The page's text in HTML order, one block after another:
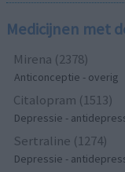
Medicijnen met
Mirena (2378)
Anticonceptie - overig
Citalopram (1513)
Depressie -
Sertraline (1274)
Depressie -